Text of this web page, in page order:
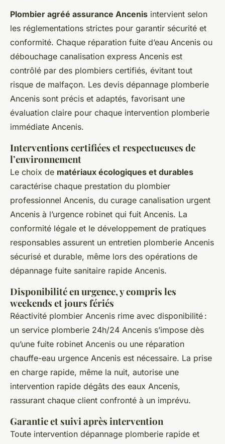
Plombier agréé assurance Ancenis intervient selon
les réglementations strictes pour garantir sécurité et
conformité. Chaque réparation fuite d’eau Ancenis ou
débouchage canalisation express Ancenis est
contrôlé par des plombiers certifiés, évitant tout
risque de malfaçon. Les devis dépannage plomberie
Ancenis sont précis et adaptés, favorisant une
évaluation claire pour chaque intervention plomberie
immédiate Ancenis.
Interventions certifiées et respectueuses de
l’environnement
Le choix de matériaux écologiques et durables
caractérise chaque prestation du plombier
professionnel Ancenis, du curage canalisation urgent
Ancenis à l’urgence robinet qui fuit Ancenis. La
conformité légale et le développement de pratiques
responsables assurent un entretien plomberie Ancenis
sécurisé et durable, même lors des opérations de
dépannage fuite sanitaire rapide Ancenis.
Disponibilité en urgence, y compris les
weekends et jours fériés
Réactivité plombier Ancenis rime avec disponibilité :
un service plomberie 24h/24 Ancenis s’impose dès
qu’une fuite robinet Ancenis ou une réparation
chauffe-eau urgence Ancenis est nécessaire. La prise
en charge rapide, même la nuit, autorise une
intervention rapide dégâts des eaux Ancenis,
rassurant chaque client confronté à un imprévu.
Garantie et suivi après intervention
Toute intervention dépannage plomberie rapide et